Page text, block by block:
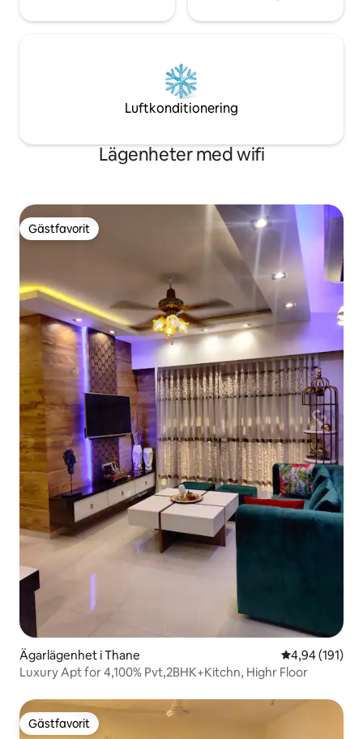
Luftkonditionering
Lägenheter med wifi
Gästfavorit
Gästfavorit
Ägarlägenhet i Thane 4,94 av 5 i
4,94 (191)
Luxury Apt for 4,100% Pvt,2BHK+Kitchn, Highr Floor
Gästfavorit
Gästfavorit